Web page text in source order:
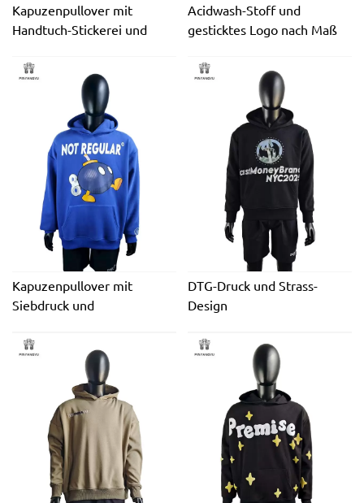
Kapuzenpullover mit
Handtuch-Stickerei und
Acidwash-Stoff und
gesticktes Logo nach Maß
Kapuzenpullover mit
Siebdruck und
DTG-Druck und Strass-
Design